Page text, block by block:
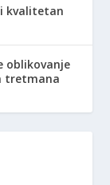
kvalitetan
oblikovanje
tretmana